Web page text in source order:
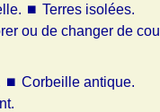
⏹ Terres isolées.
ou de changer de
⏹ Corbeille antique.